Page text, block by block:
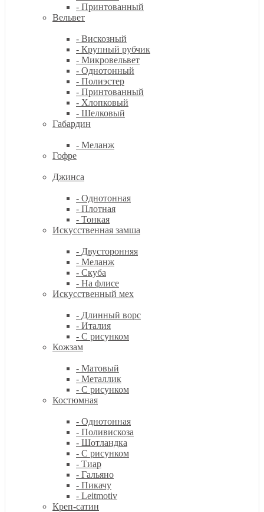
- Принтованный
Вельвет
- Вискозный
- Крупный рубчик
- Микровельвет
- Однотонный
- Полиэстер
- Принтованный
- Хлопковый
- Шелковый
Габардин
- Меланж
Гофре
Джинса
- Однотонная
- Плотная
- Тонкая
Искусственная замша
- Двусторонняя
- Меланж
- Скуба
- На флисе
Искусственный мех
- Длинный ворс
- Италия
- С рисунком
Кожзам
- Матовый
- Металлик
- С рисунком
Костюмная
- Однотонная
- Поливискоза
- Шотландка
- С рисунком
- Тиар
- Гальяно
- Пикачу
- Leitmotiv
Креп-сатин